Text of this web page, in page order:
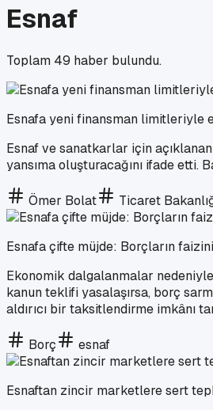
Esnaf
Toplam 49 haber bulundu.
Esnafa yeni finansman limitleriyle
Esnaf ve sanatkarlar için
yansıma oluşturacağını ifade
Ömer Bolat Ticaret
Esnafa çifte müjde: Borçların
Ekonomik dalgalanmalar
kanun teklifi yasalaşırsa, borç
aldırıcı bir taksitlendirme imkânı
Borç esnaf
Esnaftan zincir marketlere sert